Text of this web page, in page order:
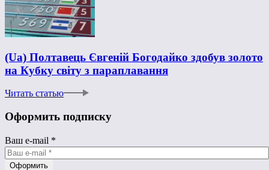
(Ua) Полтавець Євгеній Богодайко здобув золото
на Кубку світу з параплавання
Читать статью
Оформить подписку
Ваш e-mail *